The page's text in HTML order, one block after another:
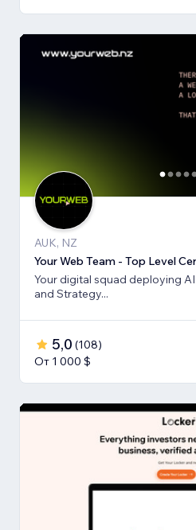
AUK, NZ
Your Web Team - Top Level
Your digital squad deploying
and Strategy...
5,0 (108)
От 1 000 $